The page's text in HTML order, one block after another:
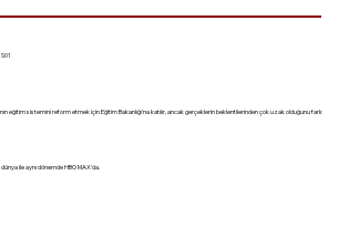
S01
eğitim sistemini reform etmek için Eğitim Bakanlığı'na katılır, ancak gerçeklerin beklentilerinden çok uzak olduğunu fark
ile aynı dönemde HBO MAX'da.